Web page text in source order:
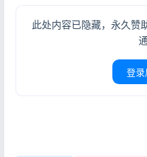
此处内容已隐藏，永久赞
登录